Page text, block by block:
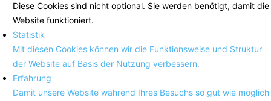
Diese Cookies sind nicht optional. Sie werden benötigt, damit die
Website funktioniert.
Statistik
Mit diesen Cookies können wir die Funktionsweise und Struktur
der Website auf Basis der Nutzung verbessern.
Erfahrung
Damit unsere Website während Ihres Besuchs so gut wie möglich